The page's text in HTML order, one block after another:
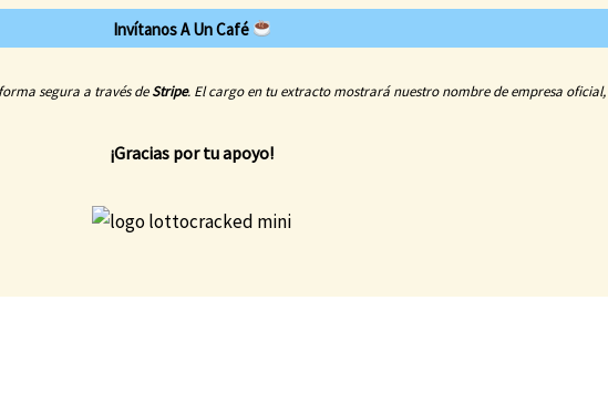
Invítanos A Un Café
segura a través deStripe. El cargo en tu extracto mostraránuestro nombre de empresa oficial,
¡Gracias por tu apoyo!